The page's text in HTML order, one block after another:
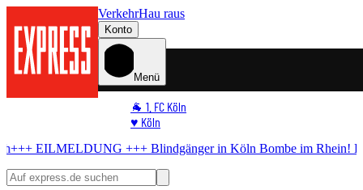
VerkehrHau raus
Konto
Menü
🐐 1. FC Köln
♥️ Köln
🛒 Shoppingwelt
in KölnBombe im Rhein! Hier kommt keiner mehr durch+++